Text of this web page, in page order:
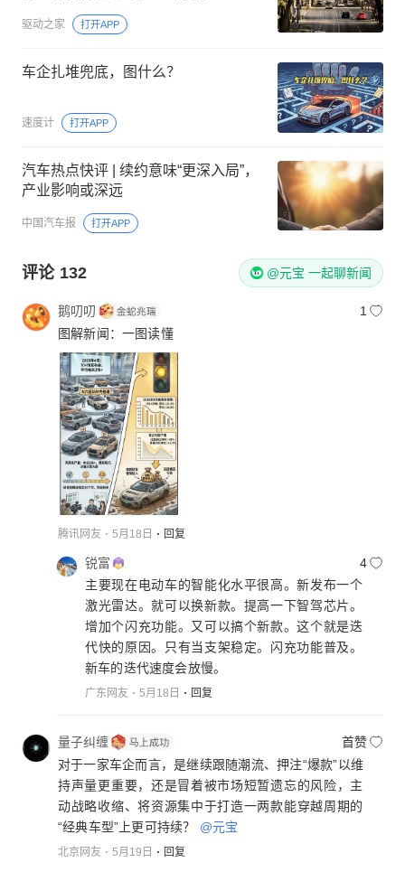
驱动之家 打开APP
车企扎堆兜底，图什么？
速度计 打开APP
汽车热点快评 | 续约意味“更深入局”，
产业影响或深远
中国汽车报 打开APP
评论 132 @元宝 一起聊新闻
鹅叨叨
1
图解新闻：一图读懂
腾讯网友 5月18日 回复
锐富
4
主要现在电动车的智能化水平很高。新发布一个
激光雷达。就可以换新款。提高一下智驾芯片。
增加个闪充功能。又可以搞个新款。这个就是迭
代快的原因。只有当支架稳定。闪充功能普及。
新车的迭代速度会放慢。
广东网友 5月18日 回复
量子纠缠
首赞
对于一家车企而言，是继续跟随潮流、押注“爆款”以维
持声量更重要，还是冒着被市场短暂遗忘的风险，主
动战略收缩、将资源集中于打造一两款能穿越周期的
“经典车型”上更可持续？ @元宝
北京网友 5月19日 回复